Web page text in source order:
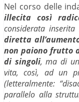
Nel corso delle
illecita così
considerata
diretta
non paiono frutto
di singoli, ma di
vita, così, ad un
(letteralmente:
parallelo alla